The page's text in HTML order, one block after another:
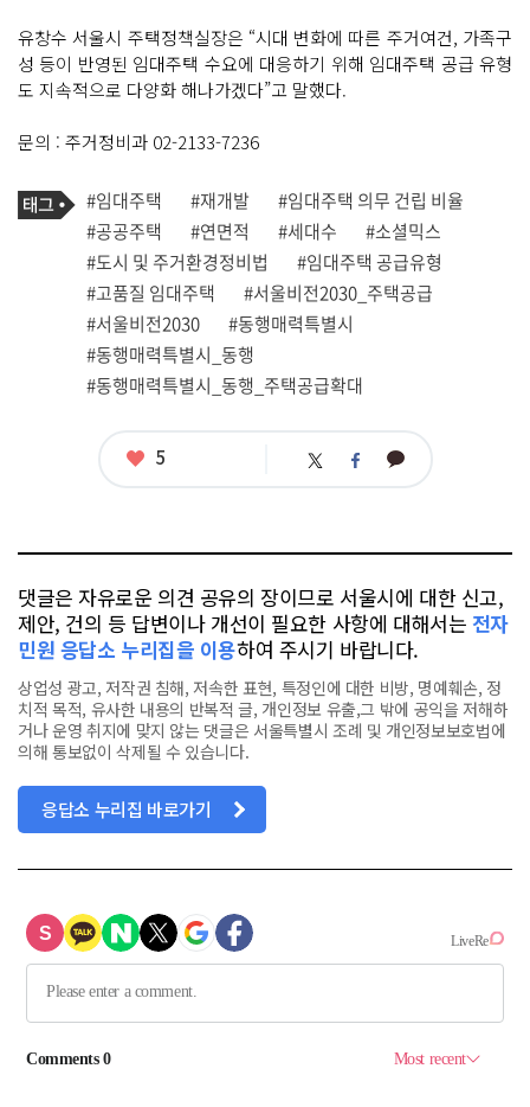
유창수 서울시 주택정책실장은 “시대 변화에 따른 주거여건, 가족구
성 등이 반영된 임대주택 수요에 대응하기 위해 임대주택 공급 유형
도 지속적으로 다양화 해나가겠다”고 말했다.
문의 : 주거정비과 02-2133-7236
기
사
관
련
태
그
태
그
#임대주택 #재개발
#임대주택 의무 건립 비율
#공공주택
#연면적 #세대수
#소셜믹스
#도시 및 주거환경정비법
#임대주택 공급유형
#고품질 임대주택
#서울비전2030_주택공급
#서울비전2030
#동행매력특별시
#동행매력특별시_동행
#동행매력특별시_동행_주택공급확대
좋
5 트 페 카
댓글은 자유로운 의견 공유의 장이므로 서울시에 대한 신고,
제안, 건의 등 답변이나 개선이 필요한 사항에 대해서는 전자
민원 응답소 누리집을 이용하여 주시기 바랍니다.
상업성 광고, 저작권 침해, 저속한 표현, 특정인에 대한 비방, 명예훼손, 정
치적 목적, 유사한 내용의 반복적 글, 개인정보 유출,그 밖에 공익을 저해하
거나 운영 취지에 맞지 않는 댓글은 서울특별시 조례 및 개인정보보호법에
의해 통보없이 삭제될 수 있습니다.
응답소 누리집 바로가기